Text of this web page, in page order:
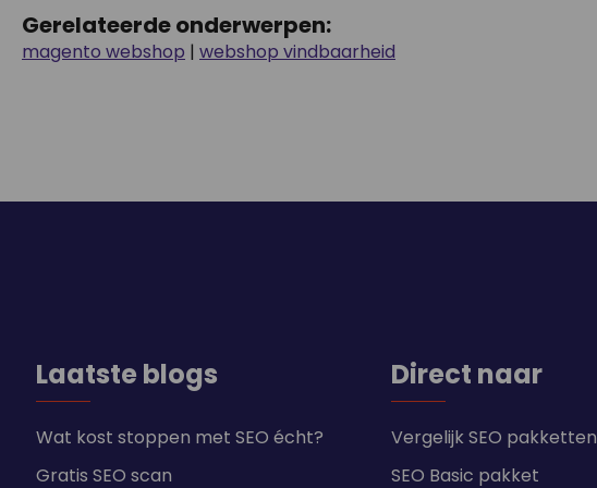
Gerelateerde onderwerpen:
magento webshop | webshop vindbaarheid
Laatste blogs
Wat kost stoppen met SEO écht?
Gratis SEO scan
Direct naar
Vergelijk SEO pakketten
SEO Basic pakket